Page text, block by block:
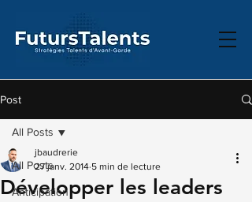
Post
All Posts
Anticipation
All Posts
Développer les leaders
jbaudrerie
27 janv. 2014 5 min de lecture